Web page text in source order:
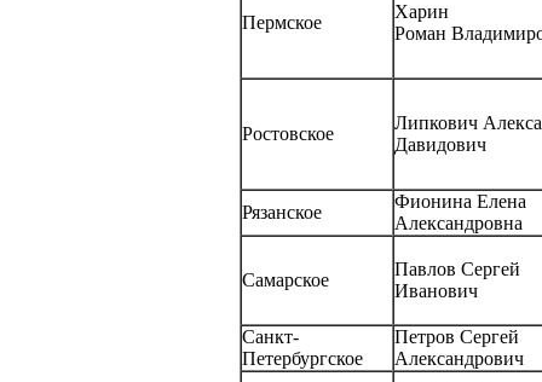
Пермское
Харин
Роман
Ростовское
Липкович
Давидович
Рязанское
Фионина Елена
Александровна
Самарское
Павлов Сергей
Иванович
Санкт-
Петербургское
Петров Сергей
Александрович